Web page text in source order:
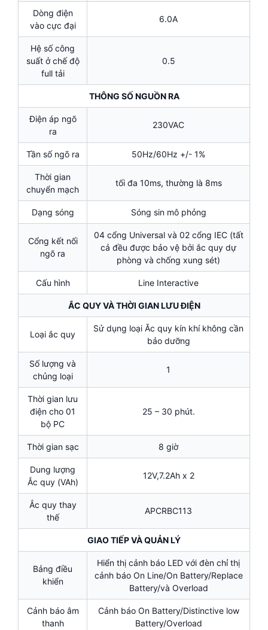
Dòng điện
vào cực đại
6.0A
Hệ số công
suất ở chế độ
full tải
0.5
THÔNG SỐ NGUỒN RA
Điện áp ngõ
ra
230VAC
Tần số ngõ ra 50Hz/60Hz +/- 1%
Thời gian
chuyển mạch
tối đa 10ms, thường là 8ms
Dạng sóng Sóng sin mô phỏng
Cổng kết nối
ngõ ra
04 cổng Universal và 02 cổng IEC (tất
cả đều được bảo vệ bởi ắc quy dự
phòng và chống xung sét)
Cấu hình Line Interactive
ẮC QUY VÀ THỜI GIAN LƯU ĐIỆN
Loại ắc quy
Sử dụng loại Ăc quy kín khí không cần
bảo dưỡng
Số lượng và
chủng loại
1
Thời gian lưu
điện cho 01
bộ PC
25 – 30 phút.
Thời gian sạc 8 giờ
Dung lượng
Ắc quy (VAh)
12V,7.2Ah x 2
Ắc quy thay
thế
APCRBC113
GIAO TIẾP VÀ QUẢN LÝ
Bảng điều
khiển
Hiển thị cảnh báo LED với đèn chỉ thị
cảnh báo On Line/On Battery/Replace
Battery/và Overload
Cảnh báo âm
thanh
Cảnh báo On Battery/Distinctive low
Battery/Overload